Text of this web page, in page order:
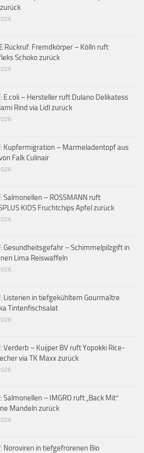
Rückruf: Fremdkörper – Kölln ruft
Schoko zurück
E.coli – Hersteller ruft Dulano Delikatess
Rind via Lidl zurück
Kupfermigration – Marmeladentopf aus
Falk Culinair
Salmonellen – ROSSMANN ruft
KIDS Fruchtchips Apfel zurück
Gesundheitsgefahr – Schimmelpilzgift in
Lima Reiswaffeln
Listerien in tiefgekühltem Gourmaître
Tintenfischsalat
Verderb – Kuijper BV ruft Yopokki Rice-
via TK Maxx zurück
Salmonellen – IMGRO ruft „Back Mit“
Mandeln zurück
Noroviren in tiefgefrorenen Bio